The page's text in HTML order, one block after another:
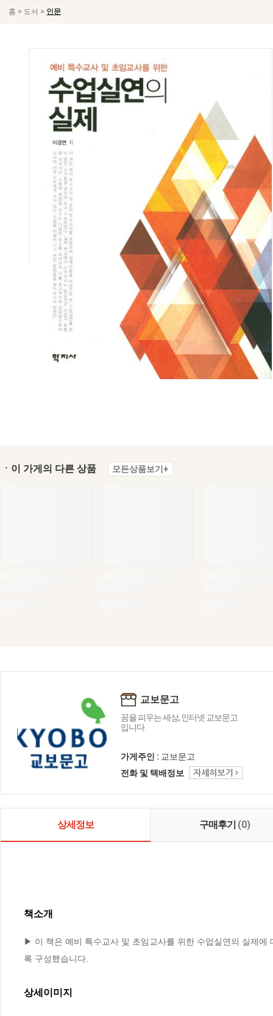
홈 > 도서 > 인문
ㆍ이 가게의 다른 상품 모든상품보기+
교보문고
꿈을 피우는 세상, 인터넷 교보문고
입니다.
가게주인 : 교보문고
전화 및 택배정보
상세정보 구매후기 (0)
책소개
▶ 이 책은 예비 특수교사 및 초임교사를 위한 수업실연의 실제
록 구성했습니다.
상세이미지